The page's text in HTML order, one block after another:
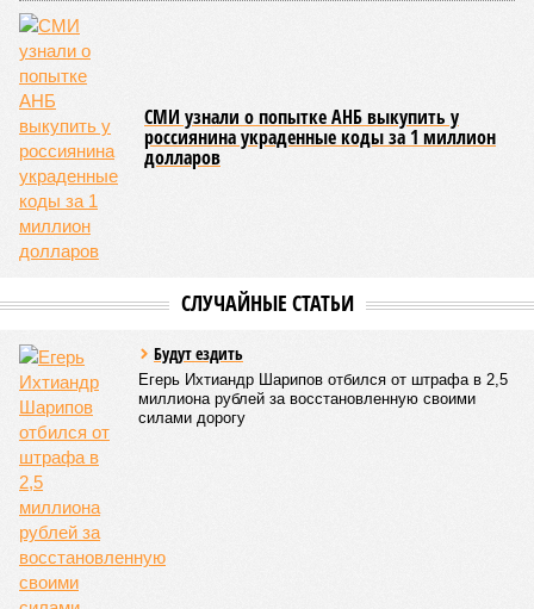
СМИ узнали о попытке АНБ выкупить у
россиянина украденные коды за 1 миллион
долларов
СЛУЧАЙНЫЕ СТАТЬИ
Будут ездить
Егерь Ихтиандр Шарипов отбился от штрафа в 2,5
миллиона рублей за восстановленную своими
силами дорогу